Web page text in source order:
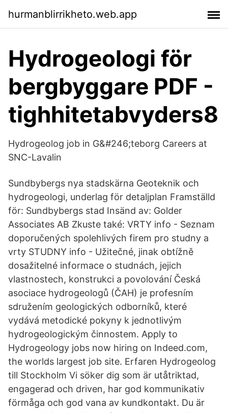
hurmanblirrikheto.web.app
Hydrogeologi för
bergbyggare PDF -
tighhitetabvyders8
Hydrogeolog job in G&#246;teborg Careers at
SNC-Lavalin
Sundbybergs nya stadskärna Geoteknik och
hydrogeologi, underlag för detaljplan Framställd
för: Sundbybergs stad Insänd av: Golder
Associates AB Zkuste také: VRTY info - Seznam
doporučených spolehlivých firem pro studny a
vrty STUDNY info - Užitečné, jinak obtížně
dosažitelné informace o studnách, jejich
vlastnostech, konstrukci a povolování Česká
asociace hydrogeologů (ČAH) je profesním
sdružením geologických odborníků, které
vydává metodické pokyny k jednotlivým
hydrogeologickým činnostem. Apply to
Hydrogeology jobs now hiring on Indeed.com,
the worlds largest job site. Erfaren Hydrogeolog
till Stockholm Vi söker dig som är utåtriktad,
engagerad och driven, har god kommunikativ
förmåga och god vana av kundkontakt. Du är